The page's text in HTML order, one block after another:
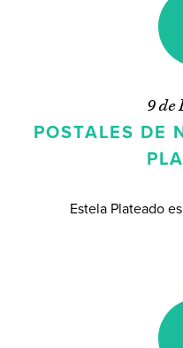
9 de
POSTALES DE
Estela Plateado